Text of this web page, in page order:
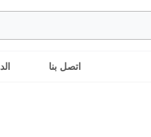
اتصل بنا